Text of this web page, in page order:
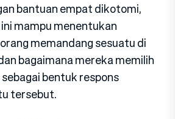
bantuan empat dikotomi,
mampu menentukan
memandang sesuatu di
bagaimana mereka memilih
bentuk respons
tersebut.